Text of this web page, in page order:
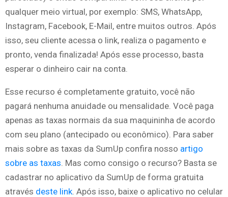
qualquer meio virtual, por exemplo: SMS, WhatsApp,
Instagram, Facebook, E-Mail, entre muitos outros. Após
isso, seu cliente acessa o link, realiza o pagamento e
pronto, venda finalizada! Após esse processo, basta
esperar o dinheiro cair na conta.
Esse recurso é completamente gratuito, você não
pagará nenhuma anuidade ou mensalidade. Você paga
apenas as taxas normais da sua maquininha de acordo
com seu plano (antecipado ou econômico). Para saber
mais sobre as taxas da SumUp confira nosso artigo
sobre as taxas . Mas como consigo o recurso? Basta se
cadastrar no aplicativo da SumUp de forma gratuita
através deste link . Após isso, baixe o aplicativo no celular